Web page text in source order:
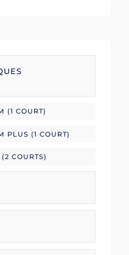
(1 COURT)
PLUS (1 COURT)
COURTS)